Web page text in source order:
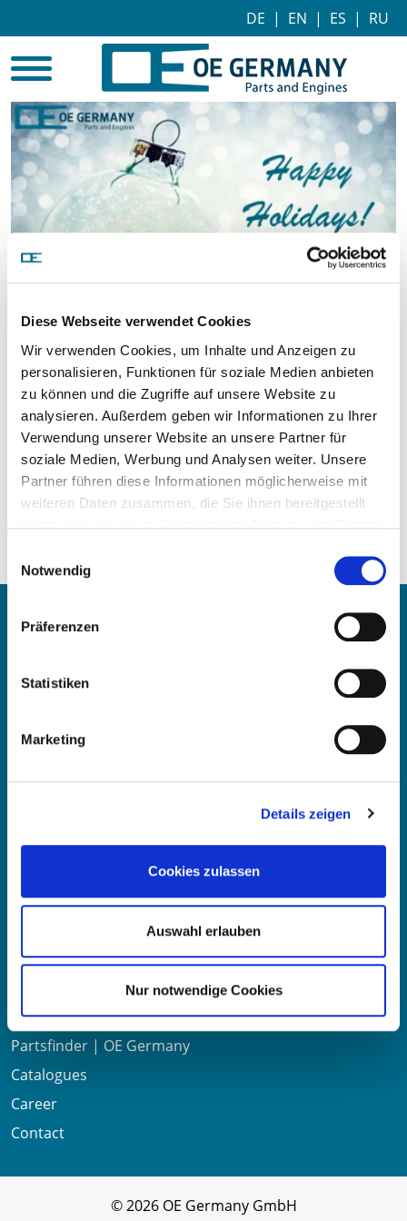
Diese Webseite verwendet Cookies
Wir verwenden Cookies, um Inhalte und Anzeigen zu
personalisieren, Funktionen für soziale Medien anbieten
zu können und die Zugriffe auf unsere Website zu
analysieren. Außerdem geben wir Informationen zu Ihrer
Verwendung unserer Website an unsere Partner für
soziale Medien, Werbung und Analysen weiter. Unsere
Partner führen diese Informationen möglicherweise mit
weiteren Daten zusammen, die Sie ihnen bereitgestellt
Notwendig
Präferenzen
Statistiken
Marketing
Details zeigen
Cookies zulassen
Auswahl erlauben
Nur notwendige Cookies
DE | EN | ES | RU
Happy Holidays!
OE Germany wishes everyone
a healthy and happy Christmas season
Fritz-Müller-Str. 100-104​
Deutschland
E-mail:info@oe-germany.de
Phone:+49 711 6276980
+49 711 62769851
Useful links
About us
Partsfinder | OE Germany
Catalogues
Career
Contact
© 2026 OE Germany GmbH